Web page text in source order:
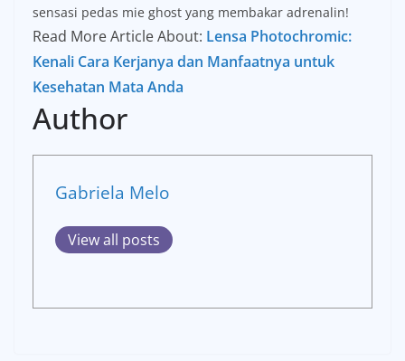
sensasi pedas mie ghost yang membakar adrenalin!
Read More Article About: Lensa Photochromic:
Kenali Cara Kerjanya dan Manfaatnya untuk
Kesehatan Mata Anda
Author
Gabriela Melo
View all posts